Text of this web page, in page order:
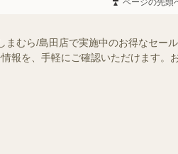
ページの先頭
まむら/島田店で実施中のお得なセール
報を、手軽にご確認いただけます。